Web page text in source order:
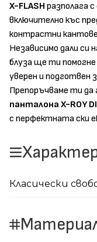
X-FLASH разполага
включително къс
контрастни
Независимо дали си
блуза ще ти
уверен и подготвен
Препоръчваме ти
панталона X-ROY
с перфектната ски
Класически